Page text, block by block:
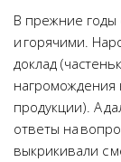
В прежние годы
и горячими.
доклад
нагромождения
продукции). А
ответы на
выкрикивали с